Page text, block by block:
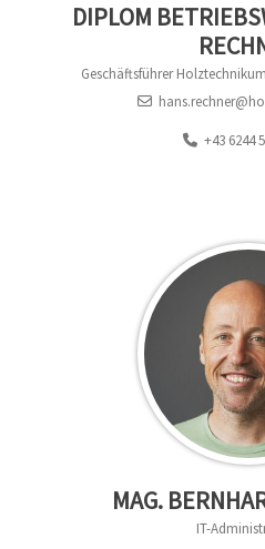
DIPLOM
Geschäftsführer
+43 6244
MAG.
IT-